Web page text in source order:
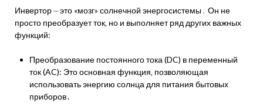
Инвертор ⏤ это «мозг» солнечной энергосистемы․ Он не
просто преобразует ток‚ но и выполняет ряд других важных
функций:
Преобразование постоянного тока (DC) в переменный
ток (AC): Это основная функция‚ позволяющая
использовать энергию солнца для питания бытовых
приборов․